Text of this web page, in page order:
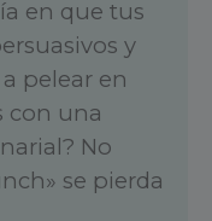
en que tus
y
pelear en
con una
No
se pierda